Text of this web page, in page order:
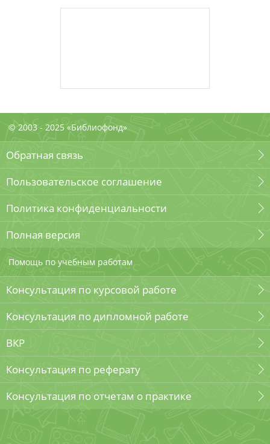
© 2003 - 2025 «Библиофонд»
Обратная связь
Пользовательское соглашение
Политика конфиденциальности
Полная версия
Помощь по учебным работам
Консультация по курсовой работе
Консультация по дипломной работе
ВКР
Консультация по реферату
Консультация по отчетам о практике